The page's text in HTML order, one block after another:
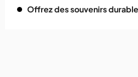
Offrez des souvenirs